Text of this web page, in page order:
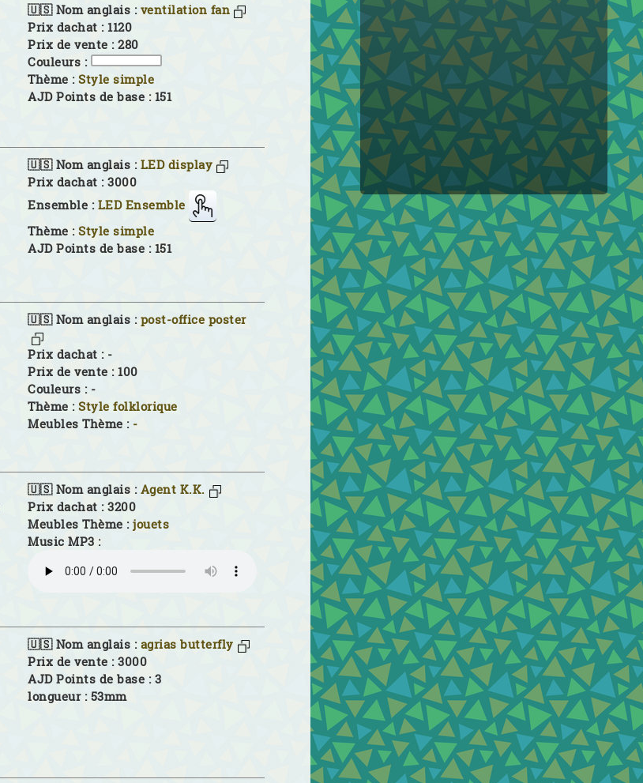
🇺🇸 Nom anglais : ventilation fan
Prix dachat : 1120
Prix de vente : 280
Couleurs :
Thème :Style simple
AJD Points de base : 151
🇺🇸 Nom anglais : LED display
Prix dachat : 3000
Ensemble : LED Ensemble
Thème :Style simple
AJD Points de base : 151
🇺🇸 Nom anglais : post-office poster
Prix dachat : -
Prix de vente : 100
Couleurs : -
Thème :Style folklorique
Meubles Thème : -
🇺🇸 Nom anglais : Agent K.K.
Prix dachat : 3200
Meubles Thème :jouets
Music MP3 :
🇺🇸 Nom anglais : agrias butterfly
Prix de vente : 3000
AJD Points de base : 3
longueur : 53mm